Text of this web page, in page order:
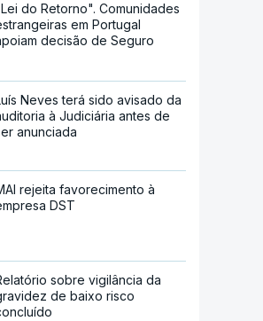
do Retorno". Comunidades
em Portugal
decisão de Seguro
Neves terá sido avisado da
à Judiciária antes de
anunciada
rejeita favorecimento à
DST
sobre vigilância da
de baixo risco